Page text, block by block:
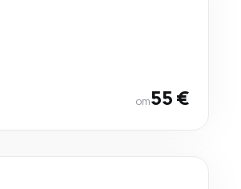
от55 €